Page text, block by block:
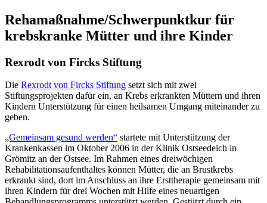
Rehamaßnahme/Schwerpunktkur für
krebskranke Mütter und ihre Kinder
Rexrodt von Fircks Stiftung
Die Rexrodt von Fircks Stiftung setzt sich mit zwei
Stiftungsprojekten dafür ein, an Krebs erkrankten Müttern und ihren
Kindern Unterstützung für einen heilsamen Umgang miteinander zu
geben.
„Gemeinsam gesund werden“ startete mit Unterstützung der
Krankenkassen im Oktober 2006 in der Klinik Ostseedeich in
Grömitz an der Ostsee. Im Rahmen eines dreiwöchigen
Rehabilitationsaufenthaltes können Mütter, die an Brustkrebs
erkrankt sind, dort im Anschluss an ihre Ersttherapie gemeinsam mit
ihren Kindern für drei Wochen mit Hilfe eines neuartigen